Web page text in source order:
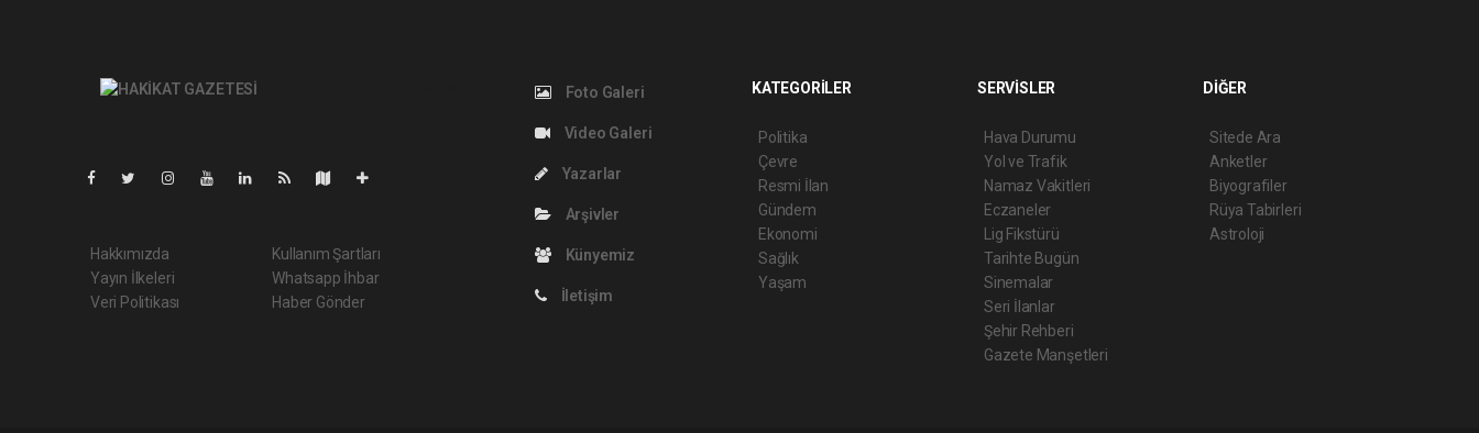
Hakkımızda
Yayın İlkeleri
Veri Politikası
Kullanım Şartları
Whatsapp İhbar
Haber Gönder
Foto Galeri
Video Galeri
Yazarlar
Arşivler
Künyemiz
İletişim
KATEGORİLER
Politika
Çevre
Resmi İlan
Gündem
Ekonomi
Sağlık
Yaşam
SERVİSLER
Hava Durumu
Yol ve Trafik
Namaz Vakitleri
Eczaneler
Lig Fikstürü
Tarihte Bugün
Sinemalar
Seri İlanlar
Şehir Rehberi
Gazete Manşetleri
DİĞER
Sitede Ara
Anketler
Biyografiler
Rüya Tabirleri
Astroloji